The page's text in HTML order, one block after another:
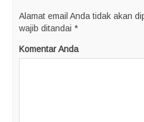
Alamat email Anda tidak akan
wajib ditandai *
Komentar Anda